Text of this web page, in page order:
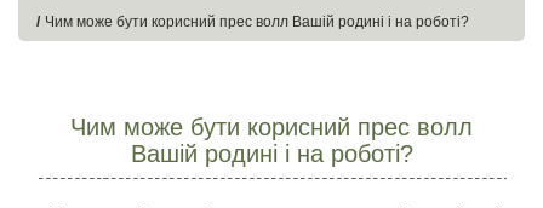
Чим може бути корисний прес волл Вашій родині і на роботі?
Чим може бути корисний прес волл
Вашій родині і на роботі?